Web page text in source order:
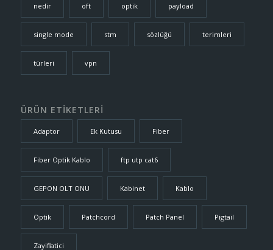
nedir oft optik payload
single mode stm sözlüğü terimleri
türleri vpn
ÜRÜN ETİKETLERİ
Adaptor Ek Kutusu Fiber
Fiber Optik Kablo ftp utp cat6
GEPON OLT ONU Kabinet Kablo
Optik Patchcord Patch Panel Pigtail
Zayiflatici